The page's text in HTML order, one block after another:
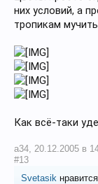
них условий, а
тропикам
Как всё-таки
a34, 20.12.2005 в
#13
Svetasik